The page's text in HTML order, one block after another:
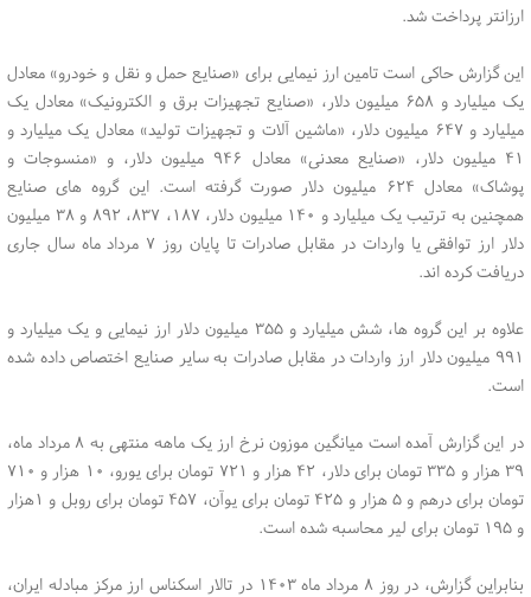
ارزانتر پرداخت شد.
این گزارش حاکی است تامین ارز نیمایی برای «صنایع حمل و نقل و خودرو» معادل
یک میلیارد و ۶۵۸ میلیون دلار، «صنایع تجهیزات برق و الکترونیک» معادل یک
میلیارد و ۶۴۷ میلیون دلار، «ماشین آلات و تجهیزات تولید» معادل یک میلیارد و
۴۱ میلیون دلار، «صنایع معدنی» معادل ۹۴۶ میلیون دلار، و «منسوجات و
پوشاک» معادل ۶۲۴ میلیون دلار صورت گرفته است. این گروه های صنایع
همچنین به ترتیب یک میلیارد و ۱۴۰ میلیون دلار، ۱۸۷، ۸۳۷، ۸۹۲ و ۳۸ میلیون
دلار ارز توافقی یا واردات در مقابل صادرات تا پایان روز ۷ مرداد ماه سال جاری
دریافت کرده اند.
علاوه بر این گروه ها، شش میلیارد و ۳۵۵ میلیون دلار ارز نیمایی و یک میلیارد و
۹۹۱ میلیون دلار ارز واردات در مقابل صادرات به سایر صنایع اختصاص داده شده
است.
در این گزارش آمده است میانگین موزون نرخ ارز یک ماهه منتهی به ۸ مرداد ماه،
۳۹ هزار و ۳۳۵ تومان برای دلار، ۴۲ هزار و ۷۲۱ تومان برای یورو، ۱۰ هزار و ۷۱۰
تومان برای درهم و ۵ هزار و ۴۲۵ تومان برای یوآن، ۴۵۷ تومان برای روبل و ۱هزار
و ۱۹۵ تومان برای لیر محاسبه شده است.
بنابراین گزارش، در روز ۸ مرداد ماه ۱۴۰۳ در تالار اسکناس ارز مرکز مبادله ایران،